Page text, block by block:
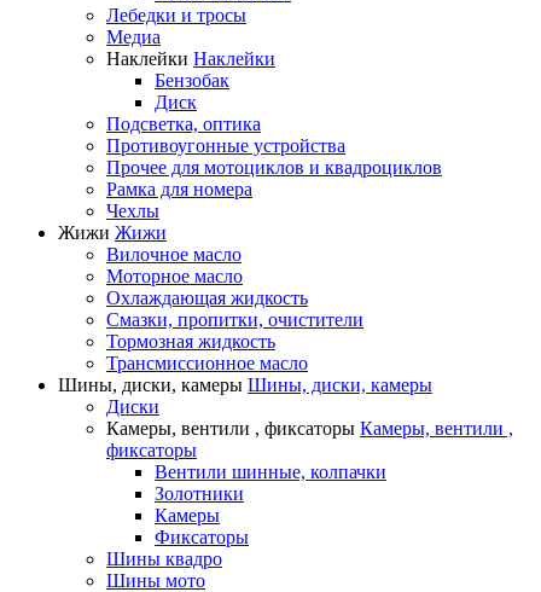
Лебедки и тросы
Медиа
Наклейки Наклейки
Бензобак
Диск
Подсветка, оптика
Противоугонные устройства
Прочее для мотоциклов и квадроциклов
Рамка для номера
Чехлы
Жижи Жижи
Вилочное масло
Моторное масло
Охлаждающая жидкость
Смазки, пропитки, очистители
Тормозная жидкость
Трансмиссионное масло
Шины, диски, камеры Шины, диски, камеры
Диски
Камеры, вентили , фиксаторы Камеры, вентили ,
фиксаторы
Вентили шинные, колпачки
Золотники
Камеры
Фиксаторы
Шины квадро
Шины мото